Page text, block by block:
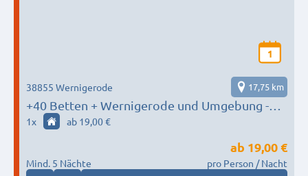
1
+40 Betten + Wernigerode und Umgebung -
AFS Monteurunterkünfte -
38855 Wernigerode 17,75 km
1x ab 19,00 €
Mind. 5 Nächte
ab 19,00 €
pro Person / Nacht